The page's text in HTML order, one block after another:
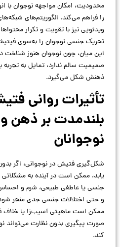
محدودیت، امکان مواجهه نوجوان با
را فراهم می‌کند. الگوریتم‌های
ویدئویی نیز با تقویت و تکرار
تحریک جنسی نوجوان را به‌سوی
این میان، چون نوجوان هنوز
صمیمیت سالم ندارد، تمایل به تجربه
ذهنش شکل می‌گیرد.
تأثیرات روانی
بلندمدت بر ذهن و
نوجوانان
شکل‌گیری فتیش در نوجوانی، اگر
یابد، ممکن است در آینده به مشکلاتی
جنسی یا عاطفی طبیعی، شرم و
و حتی اختلالات جنسی جدی منجر
ممکن است ماهیتی آسیب‌زا یا خلاف
صورت پیگیری بدون نظارت می‌تواند
کند.